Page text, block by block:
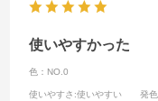
使いやすかった
色：NO.0
使いやすさ :使いやすい 発色